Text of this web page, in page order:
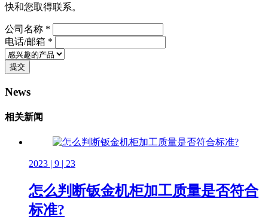
快和您取得联系。
公司名称 *
电话/邮箱 *
提交
News
相关新闻
2023 | 9 | 23
怎么判断钣金机柜加工质量是否符合
标准?